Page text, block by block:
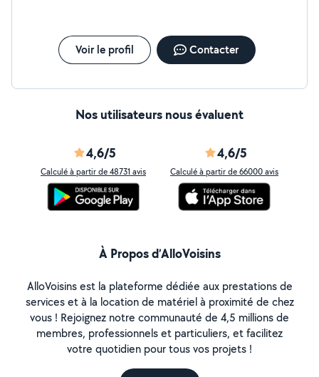
Voir le profil Contacter
Nos utilisateurs nous évaluent
4,6/5
Calculé à partir de 48731 avis
4,6/5
Calculé à partir de 66000 avis
À Propos d’AlloVoisins
AlloVoisins est la plateforme dédiée aux prestations de
services et à la location de matériel à proximité de chez
vous ! Rejoignez notre communauté de 4,5 millions de
membres, professionnels et particuliers, et facilitez
votre quotidien pour tous vos projets !